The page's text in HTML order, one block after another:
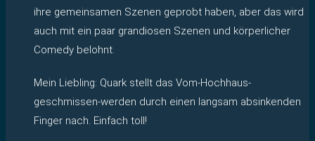
ihre gemeinsamen Szenen geprobt haben, aber das wird
auch mit ein paar grandiosen Szenen und körperlicher
Comedy belohnt.
Mein Liebling: Quark stellt das Vom-Hochhaus-
geschmissen-werden durch einen langsam absinkenden
Finger nach. Einfach toll!